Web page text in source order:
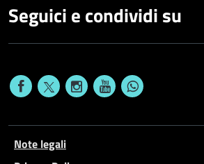
Seguici e condividi su
Note legali